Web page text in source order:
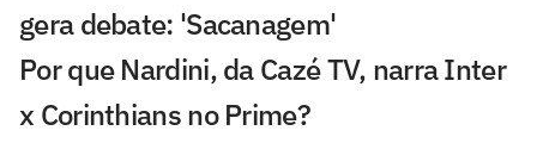
gera debate: 'Sacanagem'
Por que Nardini, da Cazé TV, narra Inter
x Corinthians no Prime?